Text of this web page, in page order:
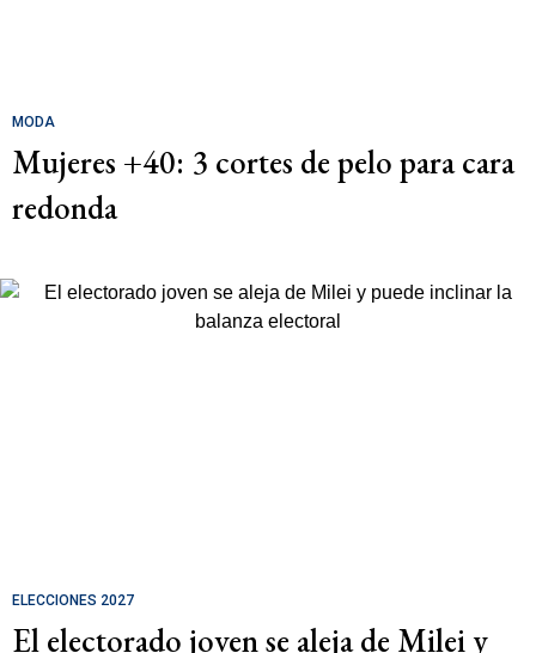
MODA
Mujeres +40: 3 cortes de pelo para cara
redonda
ELECCIONES 2027
El electorado joven se aleja de Milei y